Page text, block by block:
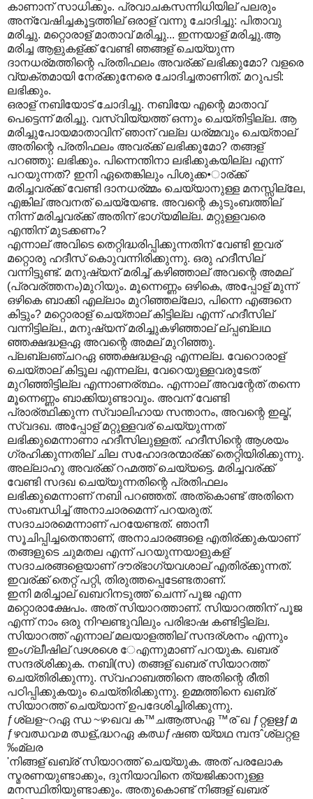
കാണാന് സാധിക്കും. പ്രവാചകസന്നിധിയില് പലരും
അന്വേഷിച്ചകൂട്ടത്തില് ഒരാള് വന്നു ചോദിച്ചു: പിതാവു
മരിച്ചു. മറ്റൊരാള് മാതാവ് മരിച്ചു... ഇന്നയാള് മരിച്ചു.ആ
മരിച്ച ആളുകള്ക്ക് വേണ്ടി ഞങ്ങള് ചെയ്യുന്ന
ദാനധര്മത്തിന്റെ പ്രതിഫലം അവര്ക്ക് ലഭിക്കുമോ? വളരെ
വ്യക്തമായി നേര്ക്കുനേരെ ചോദിച്ചതാണിത്. മറുപടി:
ലഭിക്കും.
ഒരാള് നബിയോട് ചോദിച്ചു. നബിയേ എന്റെ മാതാവ്
പെട്ടെന്ന് മരിച്ചു. വസ്വിയ്യത്ത് ഒന്നും ചെയ്തിട്ടില്ല. ആ
മരിച്ചുപോയമാതാവിന് ഞാന് വല്ല ധര്മ്മവും ചെയ്താല്
അതിന്റെ പ്രതിഫലം അവര്ക്ക് ലഭിക്കുമോ? തങ്ങള്
പറഞ്ഞു: ലഭിക്കും. പിന്നെന്തിനാ ലഭിക്കുകയില്ല എന്ന്
പറയുന്നത്? ഇനി ഏതെങ്കിലും പിശുക്ക•ാര്ക്ക്
മരിച്ചവര്ക്ക് വേണ്ടി ദാനധര്മ്മം ചെയ്യാനുള്ള മനസ്സില്ലേ,
എങ്കില് അവനത് ചെയ്യേണ്ട. അവന്റെ കുടുംബത്തില്
നിന്ന് മരിച്ചവര്ക്ക് അതിന് ഭാഗ്യമില്ല. മറ്റുള്ളവരെ
എന്തിന് മുടക്കണം?
എന്നാല് അവിടെ തെറ്റിദ്ധരിപ്പിക്കുന്നതിന് വേണ്ടി ഇവര്
മറ്റൊരു ഹദീസ് കൊുവന്നിരിക്കുന്നു. ഒരു ഹദീസില്
വന്നിട്ടുണ്ട്. മനുഷ്യന് മരിച്ച് കഴിഞ്ഞാല് അവന്റെ അമല്
(പ്രവര്ത്തനം)മുറിയും. മൂന്നെണ്ണം ഒഴികെ, അപ്പോള് മുന്ന്
ഒഴികെ ബാക്കി എല്ലാം മുറിഞ്ഞല്ലോ, പിന്നെ എങ്ങനെ
കിട്ടും? മറ്റൊരാള് ചെയ്താല് കിട്ടില്ല എന്ന് ഹദീസില്
വന്നിട്ടില്ല., മനുഷ്യന് മരിച്ചുകഴിഞ്ഞാല് ല്പ്പബ്ലഥ
ഞ്ഞക്ഷദ്ധളഏ അവന്റെ അമല് മുറിഞ്ഞു.
പ്ലബ്ലഞ്ചറഏ ഞ്ഞക്ഷദ്ധളഏ എന്നല്ല. വേറൊരാള്
ചെയ്താല് കിട്ടൂല എന്നല്ല, വേറെയുള്ളവരുടേത്
മുറിഞ്ഞിട്ടില്ല എന്നാണര്ത്ഥം. എന്നാല് അവന്റേത് തന്നെ
മൂന്നെണ്ണം ബാക്കിയുണ്ടാവും. അവന് വേണ്ടി
പ്രാര്ത്ഥിക്കുന്ന സ്വാലിഹായ സന്താനം, അവന്റെ ഇല്മ്,
സ്വദഖ. അപ്പോള് മറ്റുള്ളവര് ചെയ്യുന്നത്
ലഭിക്കുമെന്നാണാ ഹദീസിലുള്ളത്. ഹദീസിന്റെ ആശയം
ഗ്രഹിക്കുന്നതില് ചില സഹോദരന്മാര്ക്ക് തെറ്റിയിരിക്കുന്നു.
അല്ലാഹു അവര്ക്ക് റഹ്മത്ത് ചെയ്യട്ടെ. മരിച്ചവര്ക്ക്
വേണ്ടി സദഖ ചെയ്യുന്നതിന്റെ പ്രതിഫലം
ലഭിക്കുമെന്നാണ് നബി പറഞ്ഞത്. അത്കൊണ്ട് അതിനെ
സംബന്ധിച്ച് അനാചാരമെന്ന് പറയരുത്.
സദാചാരമെന്നാണ് പറയേണ്ടത്. ഞാനീ
സൂചിപ്പിച്ചതെന്താണ്, അനാചാരങ്ങളെ എതിര്ക്കുകയാണ്
തങ്ങളുടെ ചുമതല എന്ന് പറയുന്നയാളുകള്
സദാചരങ്ങളെയാണ് ദൗര്ഭാഗ്യവശാല് എതിര്ക്കുന്നത്.
ഇവര്ക്ക് തെറ്റ് പറ്റി, തിരുത്തപ്പെടേണ്ടതാണ്.
ഇനി മരിച്ചാല് ഖബറിനടുത്ത് ചെന്ന് പൂജ എന്ന
മറ്റൊരാക്ഷേപം. അത് സിയാറത്താണ്. സിയാറത്തിന് പൂജ
എന്ന് നാം ഒരു നിഘണ്ടുവിലും പരിഭാഷ കണ്ടിട്ടില്ല.
സിയാറത്ത് എന്നാല് മലയാളത്തില് സന്ദര്ശനം എന്നും
ഇംഗ്ലീഷില് ഢശശെ േഎന്നുമാണ് പറയുക. ഖബര്
സന്ദര്ശിക്കുക. നബി(സ) തങ്ങള് ഖബര് സിയാറത്ത്
ചെയ്തിരിക്കുന്നു. സ്വഹാബത്തിനെ അതിന്റെ രീതി
പഠിപ്പിക്കുകയും ചെയ്തിരിക്കുന്നു. ഉമ്മത്തിനെ ഖബ്ര്
സിയാറത്ത് ചെയ്യാന് ഉപദേശിച്ചിരിക്കുന്നു.
ƒശ്ലള~റഏ ന്ധ ~ഴ›ഖവ ക™ചആത്സഏ ™ര˜ഖ ƒറ്റളഋƒമ
ƒഴവഝവ›മ ഝള്„ദ്ധറഏ കഝƒഷഞ യ്യഥ മ്പന്ദˆശ്ലറ്റള
‰മ്ലര
'നിങ്ങള് ഖബ്ര് സിയാറത്ത് ചെയ്യുക. അത് പരലോക
സ്മരണയുണ്ടാക്കും, ദുനിയാവിനെ ത്യജിക്കാനുള്ള
മനസ്ഥിതിയുണ്ടാക്കും. അതുകൊണ്ട് നിങ്ങള് ഖബര്